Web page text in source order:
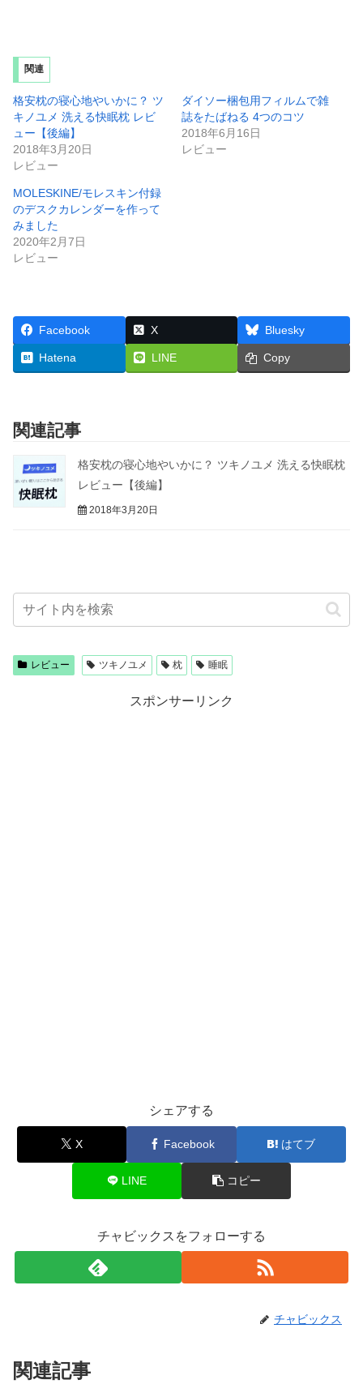
関連
格安枕の寝心地やいかに？ ツ
キノユメ 洗える快眠枕 レビ
ュー【後編】
2018年3月20日
レビュー
ダイソー梱包用フィルムで雑
誌をたばねる 4つのコツ
2018年6月16日
レビュー
MOLESKINE/モレスキン付録
のデスクカレンダーを作って
みました
2020年2月7日
レビュー
Facebook X Bluesky
Hatena LINE Copy
関連記事
格安枕の寝心地やいかに？ ツキノユメ 洗える快眠枕
レビュー【後編】
2018年3月20日
レビュー ツキノユメ 枕 睡眠
スポンサーリンク
シェアする
X Facebook はてブ
LINE コピー
チャビックスをフォローする
チャビックス
関連記事